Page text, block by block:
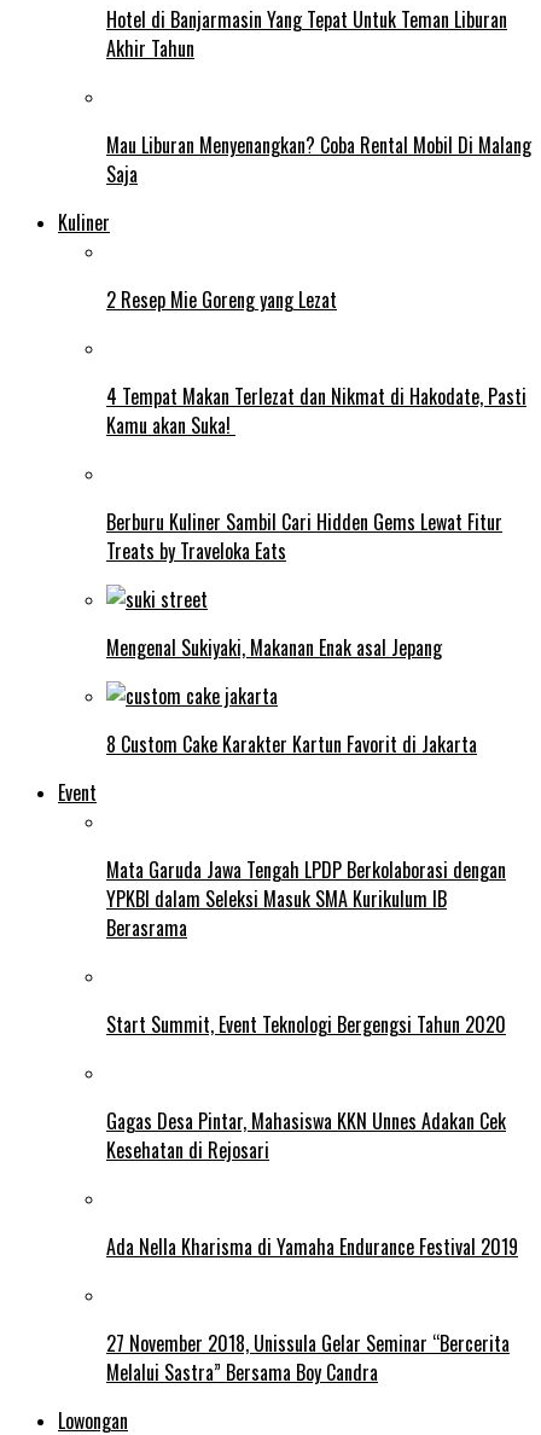
Hotel di Banjarmasin Yang Tepat Untuk Teman Liburan
Akhir Tahun
Mau Liburan Menyenangkan? Coba Rental Mobil Di Malang
Saja
Kuliner
2 Resep Mie Goreng yang Lezat
4 Tempat Makan Terlezat dan Nikmat di Hakodate, Pasti
Kamu akan Suka!
Berburu Kuliner Sambil Cari Hidden Gems Lewat Fitur
Treats by Traveloka Eats
Mengenal Sukiyaki, Makanan Enak asal Jepang
8 Custom Cake Karakter Kartun Favorit di Jakarta
Event
Mata Garuda Jawa Tengah LPDP Berkolaborasi dengan
YPKBI dalam Seleksi Masuk SMA Kurikulum IB
Berasrama
Start Summit, Event Teknologi Bergengsi Tahun 2020
Gagas Desa Pintar, Mahasiswa KKN Unnes Adakan Cek
Kesehatan di Rejosari
Ada Nella Kharisma di Yamaha Endurance Festival 2019
27 November 2018, Unissula Gelar Seminar “Bercerita
Melalui Sastra” Bersama Boy Candra
Lowongan